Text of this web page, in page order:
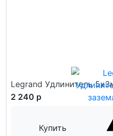
Legrand Удлинитель
2 240 р
Купить